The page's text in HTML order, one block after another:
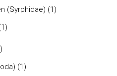
(Syrphidae) (1)
(1)